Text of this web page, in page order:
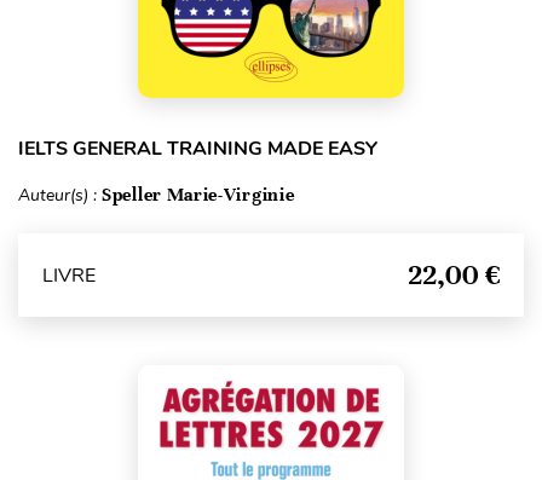
IELTS GENERAL TRAINING MADE EASY
Auteur(s) : Speller Marie-Virginie
LIVRE 22,00 €